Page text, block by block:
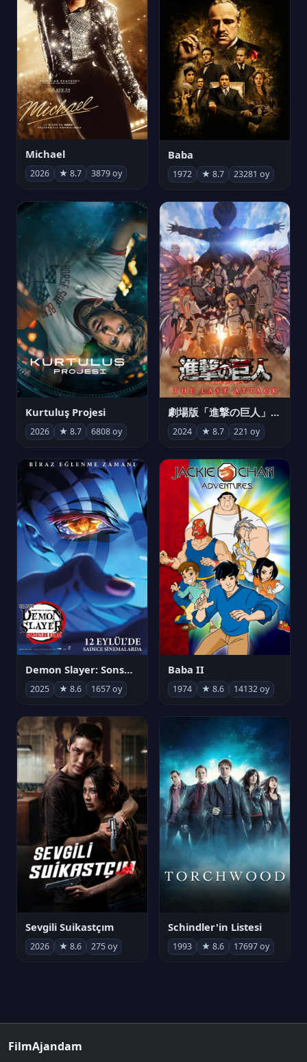
Michael
2026 ★ 8.7 3879 oy
Baba
1972 ★ 8.7 23281 oy
Kurtuluş Projesi
2026 ★ 8.7 6808 oy
劇場版「進撃の巨人」完結編 THE LAST ATTACK
2024 ★ 8.7 221 oy
Demon Slayer: Sonsuzluk Kalesi
2025 ★ 8.6 1657 oy
Baba II
1974 ★ 8.6 14132 oy
Sevgili Suikastçım
2026 ★ 8.6 275 oy
Schindler'in Listesi
1993 ★ 8.6 17697 oy
FilmAjandam